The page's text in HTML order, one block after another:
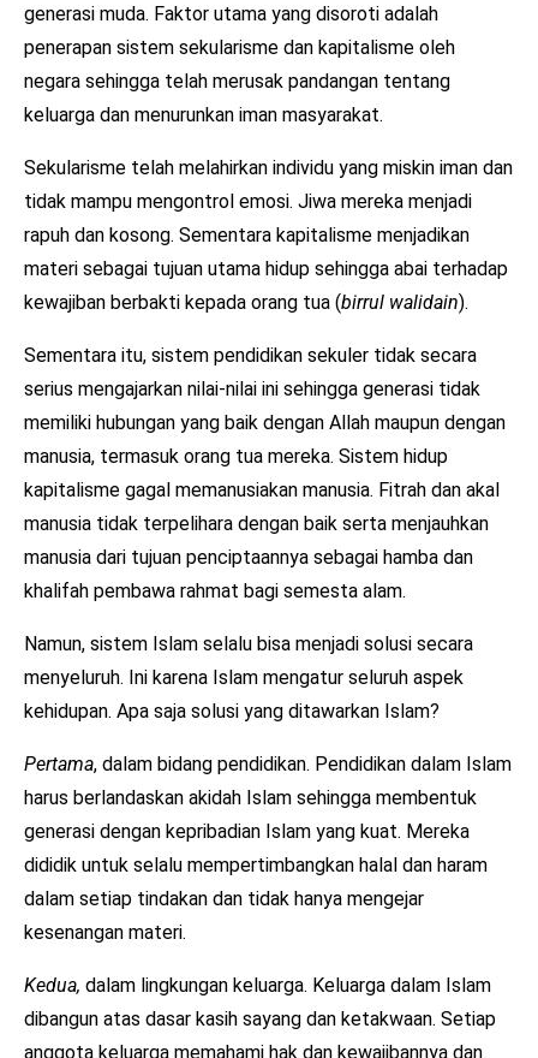
generasi muda. Faktor utama yang disoroti adalah
penerapan sistem sekularisme dan kapitalisme oleh
negara sehingga telah merusak pandangan tentang
keluarga dan menurunkan iman masyarakat.
Sekularisme telah melahirkan individu yang miskin iman dan
tidak mampu mengontrol emosi. Jiwa mereka menjadi
rapuh dan kosong. Sementara kapitalisme menjadikan
materi sebagai tujuan utama hidup sehingga abai terhadap
kewajiban berbakti kepada orang tua (birrul walidain).
Sementara itu, sistem pendidikan sekuler tidak secara
serius mengajarkan nilai-nilai ini sehingga generasi tidak
memiliki hubungan yang baik dengan Allah maupun dengan
manusia, termasuk orang tua mereka. Sistem hidup
kapitalisme gagal memanusiakan manusia. Fitrah dan akal
manusia tidak terpelihara dengan baik serta menjauhkan
manusia dari tujuan penciptaannya sebagai hamba dan
khalifah pembawa rahmat bagi semesta alam.
Namun, sistem Islam selalu bisa menjadi solusi secara
menyeluruh. Ini karena Islam mengatur seluruh aspek
kehidupan. Apa saja solusi yang ditawarkan Islam?
Pertama, dalam bidang pendidikan. Pendidikan dalam Islam
harus berlandaskan akidah Islam sehingga membentuk
generasi dengan kepribadian Islam yang kuat. Mereka
dididik untuk selalu mempertimbangkan halal dan haram
dalam setiap tindakan dan tidak hanya mengejar
kesenangan materi.
Kedua, dalam lingkungan keluarga. Keluarga dalam Islam
dibangun atas dasar kasih sayang dan ketakwaan. Setiap
anggota keluarga memahami hak dan kewajibannya dan